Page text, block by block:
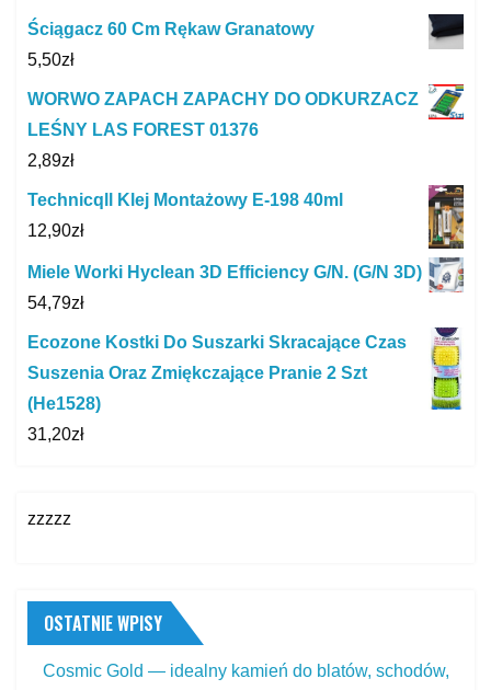
Ściągacz 60 Cm Rękaw Granatowy
5,50zł
WORWO ZAPACH ZAPACHY DO ODKURZACZ
LEŚNY LAS FOREST 01376
2,89zł
Technicqll Klej Montażowy E-198 40ml
12,90zł
Miele Worki Hyclean 3D Efficiency G/N. (G/N 3D)
54,79zł
Ecozone Kostki Do Suszarki Skracające Czas
Suszenia Oraz Zmiękczające Pranie 2 Szt
(He1528)
31,20zł
zzzzz
OSTATNIE WPISY
Cosmic Gold — idealny kamień do blatów, schodów,